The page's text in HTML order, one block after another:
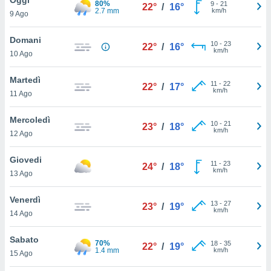
è
al sito
di
ci
di
il
un
la
nella
9 Ago
80%
2.7 mm
22° / 16° 9- 21
km/h
Domani
10 Ago
22° / 16° 10- 23
km/h
Martedì
11 Ago
22° / 17° 11 - 22
km/h
Mercoledì
12 Ago
23° / 18° 10- 21
km/h
Giovedi
13 Ago
24° / 18° 11 - 23
km/h
Venerdì
14 Ago
23° / 19° 13- 27
km/h
Sabato
15 Ago
70%
1.4 mm
22° / 19° 18- 35
km/h